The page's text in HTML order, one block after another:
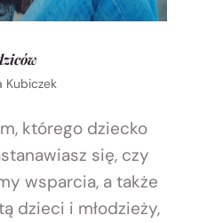
Kubiczek
którego dziecko
się, czy
wsparcia, a także
dzieci i młodzieży,